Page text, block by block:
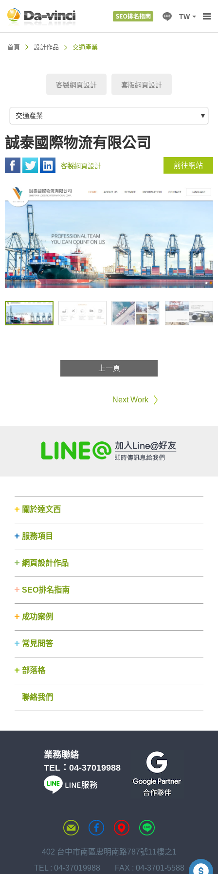
TW
首頁 設計作品 交通產業
客製網頁設計 套版網頁設計
交通產業
誠泰國際物流有限公司
客製網頁設計 前往網站
上一頁
Next Work
關於達文西
服務項目
網頁設計作品
SEO排名指南
成功案例
常見問答
部落格
聯絡我們
業務聯絡
TEL： 04-37019988
402 台中市南區忠明南路787號11樓之1
TEL : 04-37019988 FAX : 04-3701-5588